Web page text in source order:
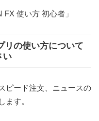
使い方 初心者」
リの使い方について
い
ピード注文、ニュースの
ます。